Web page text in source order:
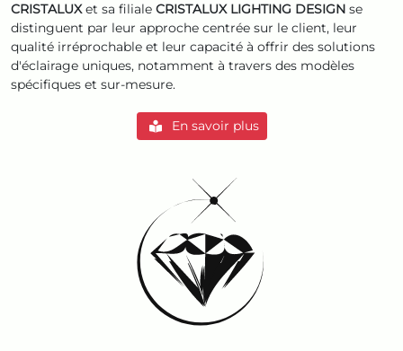
CRISTALUXet sa filiale CRISTALUX LIGHTING DESIGN se
distinguent par leur approche centrée sur le client, leur
qualité irréprochable et leur capacité à offrir des solutions
d'éclairage uniques, notamment à travers des modèles
spécifiques et sur-mesure.
En savoir plus